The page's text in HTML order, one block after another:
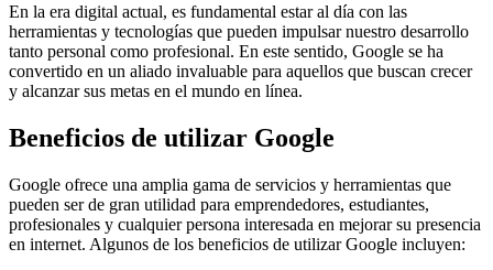
En la era digital actual, es fundamental estar al día con las
herramientas y tecnologías que pueden impulsar nuestro desarrollo
tanto personal como profesional. En este sentido, Google se ha
convertido en un aliado invaluable para aquellos que buscan crecer
y alcanzar sus metas en el mundo en línea.
Beneficios de utilizar Google
Google ofrece una amplia gama de servicios y herramientas que
pueden ser de gran utilidad para emprendedores, estudiantes,
profesionales y cualquier persona interesada en mejorar su presencia
en internet. Algunos de los beneficios de utilizar Google incluyen: